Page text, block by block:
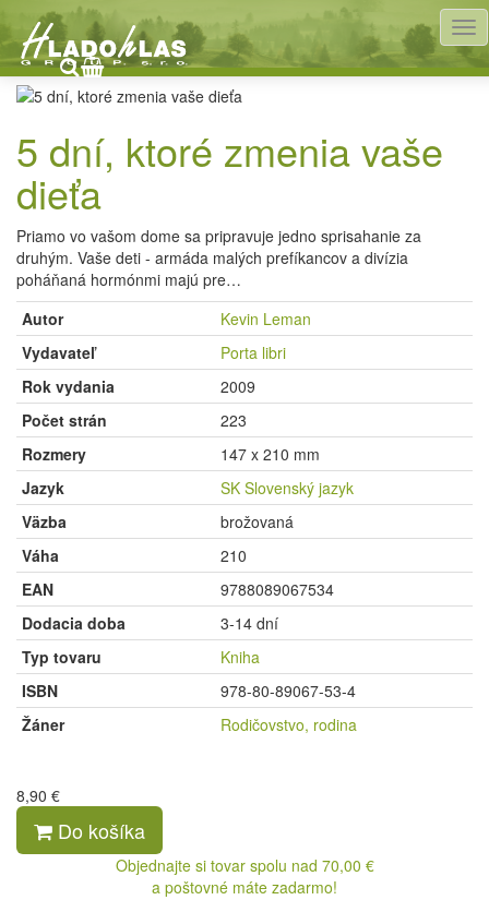
HladoHlas Knihy
Spoločenské vedy
Rodina, rodičovstvo
5 dní, ktoré zmenia vaše
dieťa
Priamo vo vašom dome sa pripravuje jedno sprisahanie za
druhým. Vaše deti - armáda malých prefíkancov a divízia
poháňaná hormónmi majú pre…
Autor
Kevin Leman
Vydavateľ
Porta libri
Rok vydania
2009
Počet strán
223
Rozmery
147 x 210 mm
Jazyk
SK Slovenský jazyk
Väzba
brožovaná
Váha
210
EAN
9788089067534
Dodacia doba
3-14 dní
Typ tovaru
Kniha
ISBN
978-80-89067-53-4
Žáner
Rodičovstvo, rodina
8,90 €
Do košíka
Objednajte si tovar spolu nad 70,00 €
a poštovné máte zadarmo!